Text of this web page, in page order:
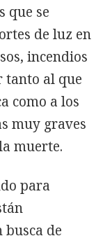
que se
de luz en
incendios
tanto al que
como a los
muy graves
muerte.
para
busca de